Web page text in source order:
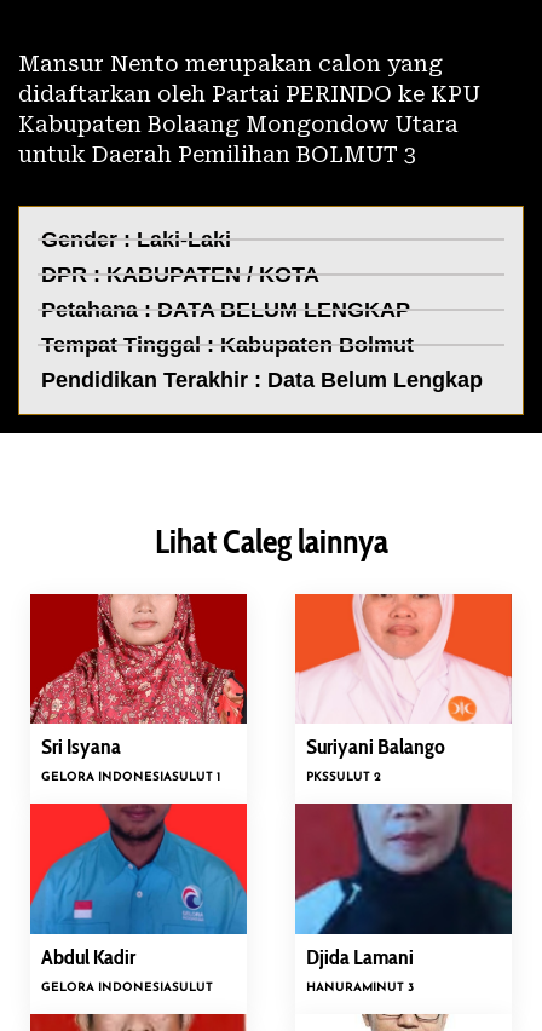
Mansur Nento merupakan calon yang
didaftarkan oleh Partai PERINDO ke KPU
Kabupaten Bolaang Mongondow Utara
untuk Daerah Pemilihan BOLMUT 3
Gender : Laki-Laki
DPR :KABUPATEN / KOTA
Petahana : DATA BELUM LENGKAP
Tempat Tinggal :Kabupaten Bolmut
Pendidikan Terakhir : Data Belum Lengkap
Lihat Caleg lainnya
Sri Isyana
GELORA INDONESIASULUT 1
Suriyani Balango
PKSSULUT 2
Abdul Kadir
GELORA INDONESIASULUT
Djida Lamani
HANURAMINUT 3